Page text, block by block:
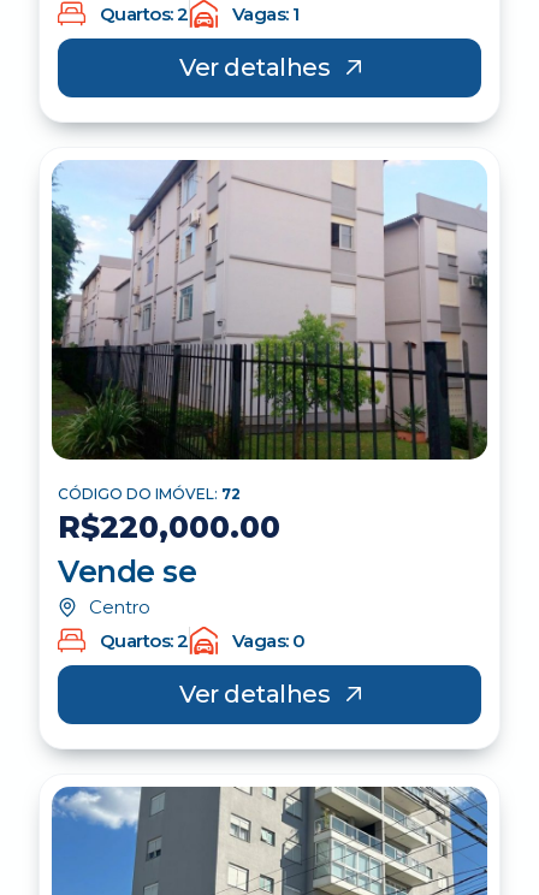
Quartos: 2
Vagas: 1
Ver detalhes
CÓDIGO DO IMÓVEL: 72
R$220,000.00
Vende se
Centro
Quartos: 2
Vagas: 0
Ver detalhes